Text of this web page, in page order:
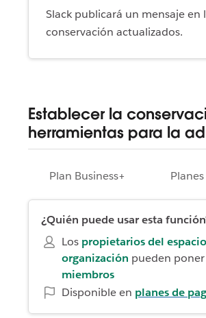
Slack publicará un mensaje
conservación actualizados.
Establecer la
herramientas para la
Plan Business+
¿Quién puede usar esta
Los propietarios del
organización pueden
miembros
Disponible en planes de